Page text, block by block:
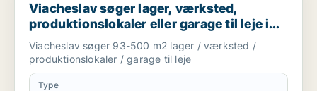
Viacheslav søger lager, værksted,
produktionslokaler eller garage til leje i
Karup J, Skive eller Højslev m.fl.
Viacheslav søger 93-500 m2 lager / værksted /
produktionslokaler / garage til leje
Type